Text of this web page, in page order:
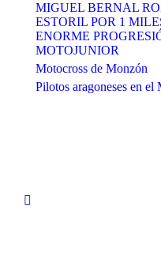
MIGUEL BERNAL
ESTORIL POR 1
ENORME
MOTOJUNIOR
Motocross de Monzón
Pilotos aragoneses en el